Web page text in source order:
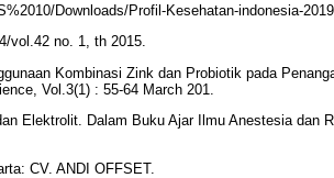
Downloads/Profil-Kesehatan-indonesia-
vol.42 no. 1, th 2015.
Kombinasi Zink dan Probiotik pada
Vol.3(1) : 55-64 March 201.
Elektrolit. Dalam Buku Ajar Ilmu Anestesia dan
CV. ANDI OFFSET.